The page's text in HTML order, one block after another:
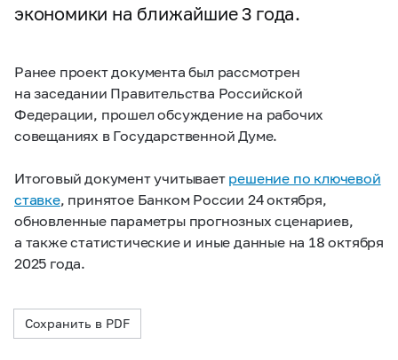
экономики на ближайшие 3 года.
Ранее проект документа был рассмотрен
на заседании Правительства Российской
Федерации, прошел обсуждение на рабочих
совещаниях в Государственной Думе.
Итоговый документ учитывает решение по ключевой
ставке, принятое Банком России 24 октября,
обновленные параметры прогнозных сценариев,
а также статистические и иные данные на 18 октября
2025 года.
Сохранить в PDF